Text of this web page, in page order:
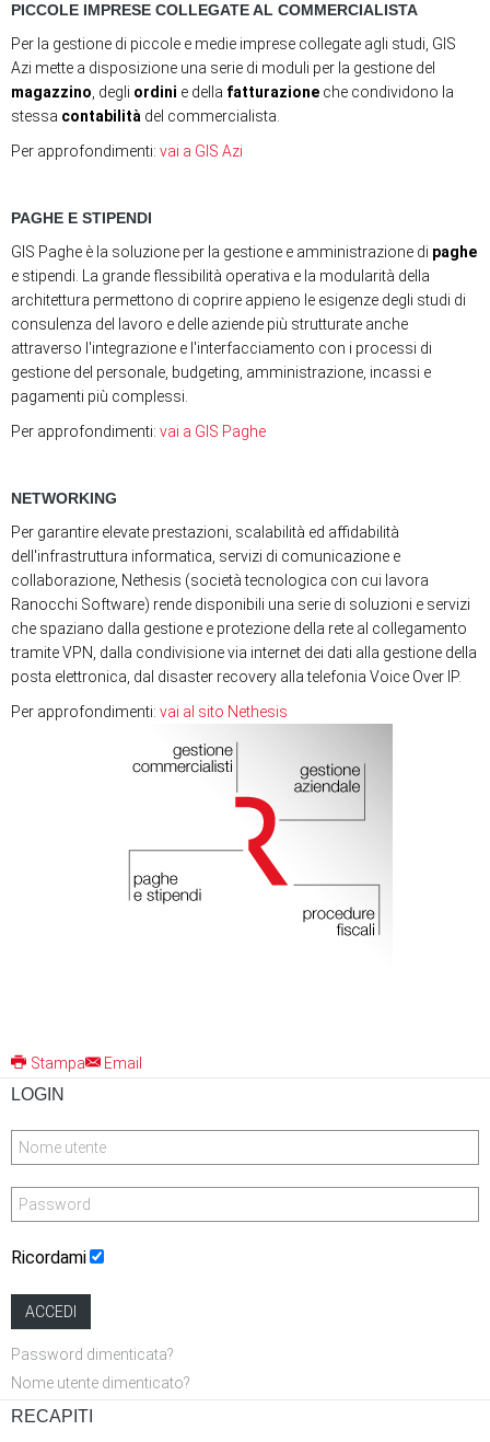
PICCOLE IMPRESE COLLEGATE AL COMMERCIALISTA
Per la gestione di piccole e medie imprese collegate agli studi, GIS
Azi mette a disposizione una serie di moduli per la gestione del
magazzino , degli ordini e della fatturazione che condividono la
stessa contabilità del commercialista.
Per approfondimenti: vai a GIS Azi
PAGHE E STIPENDI
GIS Paghe è la soluzione per la gestione e amministrazione di paghe
e stipendi. La grande flessibilità operativa e la modularità della
architettura permettono di coprire appieno le esigenze degli studi di
consulenza del lavoro e delle aziende più strutturate anche
attraverso l'integrazione e l'interfacciamento con i processi di
gestione del personale, budgeting, amministrazione, incassi e
pagamenti più complessi.
Per approfondimenti: vai a GIS Paghe
NETWORKING
Per garantire elevate prestazioni, scalabilità ed affidabilità
dell'infrastruttura informatica, servizi di comunicazione e
collaborazione, Nethesis (società tecnologica con cui lavora
Ranocchi Software) rende disponibili una serie di soluzioni e servizi
che spaziano dalla gestione e protezione della rete al collegamento
tramite VPN, dalla condivisione via internet dei dati alla gestione della
posta elettronica, dal disaster recovery alla telefonia Voice Over IP.
Per approfondimenti: vai al sito Nethesis
Stampa Email
LOGIN
Ricordami
ACCEDI
Password dimenticata?
Nome utente dimenticato?
RECAPITI